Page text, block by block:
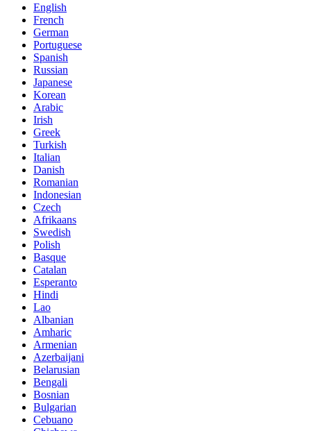
English
French
German
Portuguese
Spanish
Russian
Japanese
Korean
Arabic
Irish
Greek
Turkish
Italian
Danish
Romanian
Indonesian
Czech
Afrikaans
Swedish
Polish
Basque
Catalan
Esperanto
Hindi
Lao
Albanian
Amharic
Armenian
Azerbaijani
Belarusian
Bengali
Bosnian
Bulgarian
Cebuano